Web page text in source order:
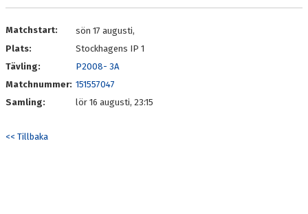
Matchstart:
sön 17 augusti,
Plats:
Stockhagens IP 1
Tävling:
P2008- 3A
Matchnummer: 151557047
Samling:
lör 16 augusti, 23:15
<< Tillbaka